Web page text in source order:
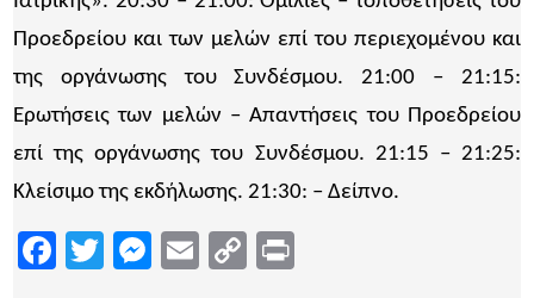
Προεδρείου και των µελών επί του περιεχοµένου και
της οργάνωσης του Συνδέσµου. 21:00 – 21:15:
Ερωτήσεις των µελών – Απαντήσεις του Προεδρείου
επί της οργάνωσης του Συνδέσµου. 21:15 – 21:25:
Κλείσιµο της εκδήλωσης. 21:30: – ∆είπνο.
Facebook
TwitterMessenger
EmailCopy